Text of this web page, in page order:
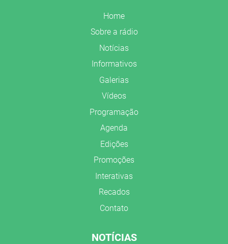
Home
Sobre a rádio
Notícias
Informativos
Galerias
Vídeos
Programação
Agenda
Edições
Promoções
Interativas
Recados
Contato
NOTÍCIAS